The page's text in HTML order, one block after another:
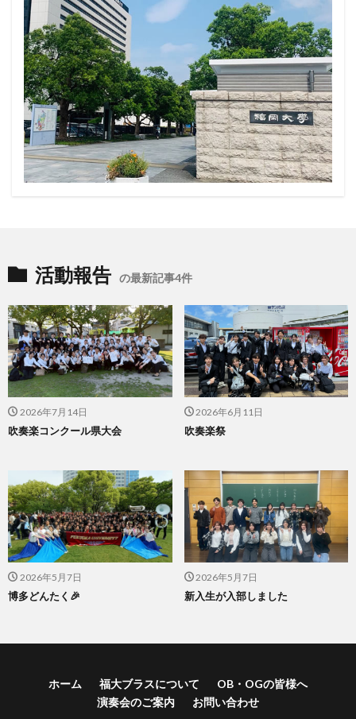
活動報告 の最新記事4件
2026年7月14日
吹奏楽コンクール県大会
2026年6月11日
吹奏楽祭
2026年5月7日
博多どんたく🎉
2026年5月7日
新入生が入部しました
ホーム 福大ブラスについて
OB・OGの皆様へ
演奏会のご案内
お問い合わせ